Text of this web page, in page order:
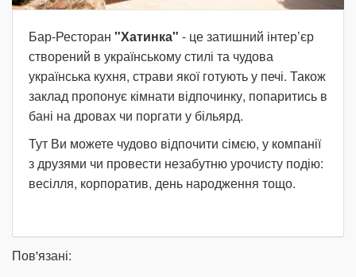
Бар-Ресторан "Хатинка" - це затишний інтер’єр
створений в українському стилі та чудова
українська кухня, страви якої готують у печі. Також
заклад пропонує кімнати відпочинку, попаритись в
бані на дровах чи поргати у більярд.
Тут Ви можете чудово відпочити сімєю, у компанії
з друзями чи провести незабутню урочисту подію:
весілля, корпоратив, день народження тощо.
Пов'язані: